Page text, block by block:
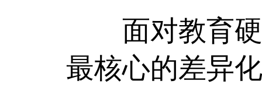
面对教育硬
最核心的差异